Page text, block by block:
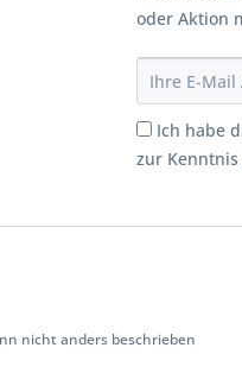
oder Aktion
Ich habe
zur
nicht anders beschrieben